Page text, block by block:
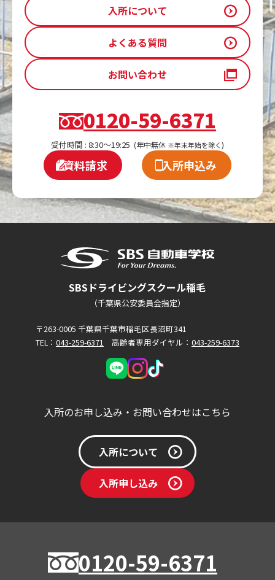
入所について
よくある質問
お問い合わせ
0120-59-6371
受付時間 : 8:30～19:25 (年中無休 ※年末年始を除く)
資料請求 入所申込み
SBSドライビングスクール稲毛
（千葉県公安委員会指定）
0120-59-6371
〒263-0005 千葉県千葉市稲毛区長沼町341
TEL： 043-259-6371 高齢者専用ダイヤル： 043-259-6373
入所のお申し込み・お問い合わせはこちら
入所について
入所申し込み